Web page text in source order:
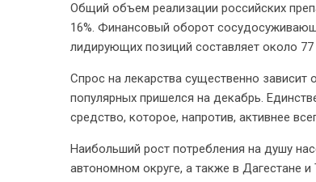
Общий объем реализации российских
16%. Финансовый оборот
лидирующих позиций составляет около
Спрос на лекарства существенно
популярных пришелся на декабрь.
средство, которое, напротив, активнее
Наибольший рост потребления на душу
автономном округе, а также в Дагестане и